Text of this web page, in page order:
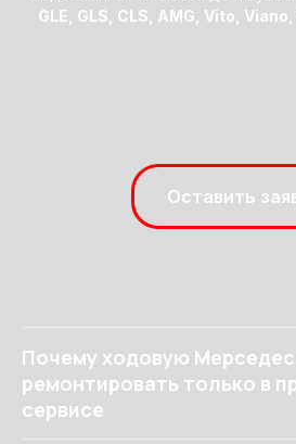
GLE, GLS, CLS, AMG, Vito,
Оставить
Почему ходовую
ремонтировать только в
сервисе